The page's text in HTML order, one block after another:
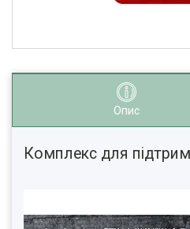
Опис
Комплекс для